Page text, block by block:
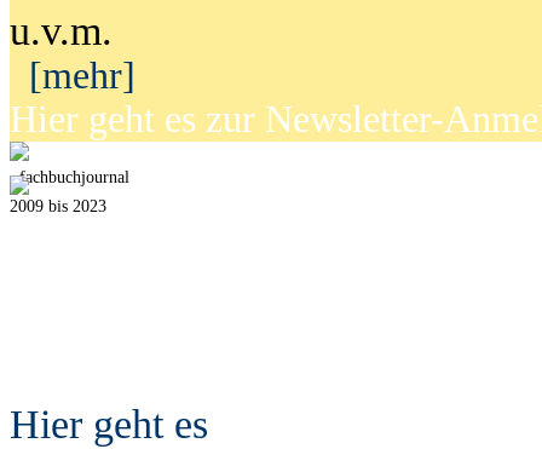
u.v.m.
[mehr]
Hier geht es zur Newsletter-
fachbuchjournal
2009 bis 2023
Hier geht es